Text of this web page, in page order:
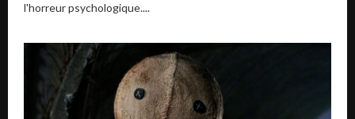
l'horreur psychologique....